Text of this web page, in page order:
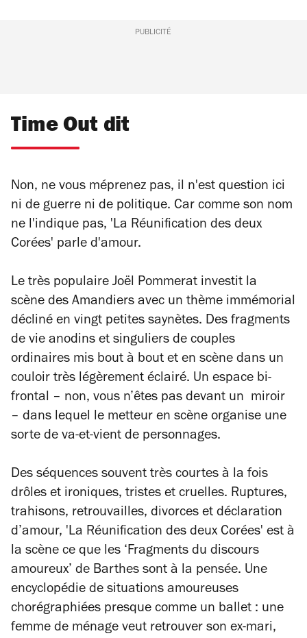
PUBLICITÉ
Time Out dit
Non, ne vous méprenez pas, il n'est question ici
ni de guerre ni de politique. Car comme son nom
ne l'indique pas, 'La Réunification des deux
Corées' parle d'amour.
Le très populaire Joël Pommerat investit la
scène des Amandiers avec un thème immémorial
décliné en vingt petites saynètes. Des fragments
de vie anodins et singuliers de couples
ordinaires mis bout à bout et en scène dans un
couloir très légèrement éclairé. Un espace bi-
frontal – non, vous n’êtes pas devant un miroir
– dans lequel le metteur en scène organise une
sorte de va-et-vient de personnages.
Des séquences souvent très courtes à la fois
drôles et ironiques, tristes et cruelles. Ruptures,
trahisons, retrouvailles, divorces et déclaration
d’amour, 'La Réunification des deux Corées' est à
la scène ce que les ‘Fragments du discours
amoureux’ de Barthes sont à la pensée. Une
encyclopédie de situations amoureuses
chorégraphiées presque comme un ballet : une
femme de ménage veut retrouver son ex-mari,